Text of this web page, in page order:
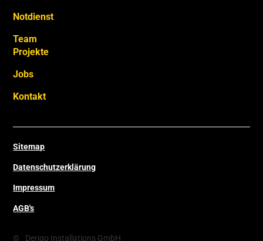
Notdienst
Team
Projekte
Jobs
Kontakt
Sitemap
Datenschutzerklärung
Impressum
AGB's
© Derigo Installations GmbH